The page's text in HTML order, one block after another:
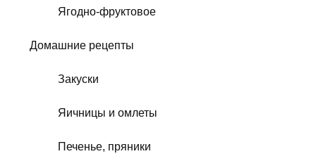
Ягодно-фруктовое
Домашние рецепты
Закуски
Яичницы и омлеты
Печенье, пряники